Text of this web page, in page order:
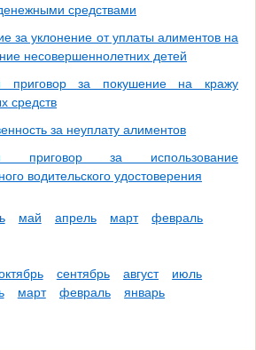
средствами
за уклонение от уплаты алиментов на
несовершеннолетних детей
приговор за покушение на кражу
средств
за неуплату алиментов
приговор за использование
водительского удостоверения
май апрель март
февраль
сентябрь август
июль
март февраль
январь